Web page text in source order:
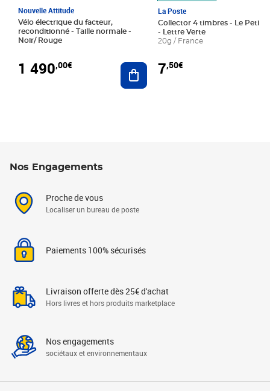
Nouvelle Attitude
Vélo électrique du facteur,
reconditionné - Taille normale -
Noir/ Rouge
1 490,00€ Ajouter au panier
La Poste
Collector 4 timbres - Le Petit
- Lettre Verte
20g / France
7,50€
Nos Engagements
Proche de vous
Localiser un bureau de poste
Paiements 100% sécurisés
Livraison offerte dès 25€ d'achat
Hors livres et hors produits marketplace
Nos engagements
sociétaux et environnementaux